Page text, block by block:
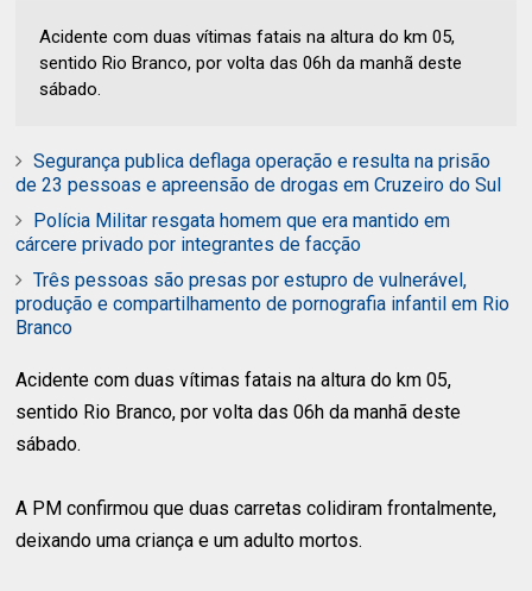
Acidente com duas vítimas fatais na altura do km 05,
sentido Rio Branco, por volta das 06h da manhã deste
sábado.
Segurança publica deflaga operação e resulta na prisão
de 23 pessoas e apreensão de drogas em Cruzeiro do Sul
Polícia Militar resgata homem que era mantido em
cárcere privado por integrantes de facção
Três pessoas são presas por estupro de vulnerável,
produção e compartilhamento de pornografia infantil em Rio
Branco
Acidente com duas vítimas fatais na altura do km 05,
sentido Rio Branco, por volta das 06h da manhã deste
sábado.
A PM confirmou que duas carretas colidiram frontalmente,
deixando uma criança e um adulto mortos.